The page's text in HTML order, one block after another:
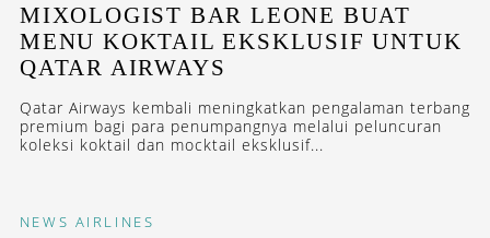
MIXOLOGIST BAR LEONE BUAT
MENU KOKTAIL EKSKLUSIF UNTUK
QATAR AIRWAYS
Qatar Airways kembali meningkatkan pengalaman terbang
premium bagi para penumpangnya melalui peluncuran
koleksi koktail dan mocktail eksklusif...
NEWS AIRLINES